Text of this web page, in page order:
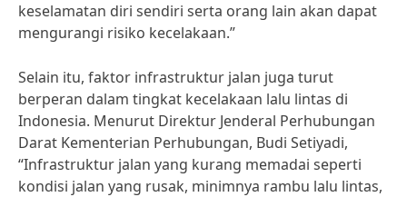
keselamatan diri sendiri serta orang lain akan dapat
mengurangi risiko kecelakaan.”
Selain itu, faktor infrastruktur jalan juga turut
berperan dalam tingkat kecelakaan lalu lintas di
Indonesia. Menurut Direktur Jenderal Perhubungan
Darat Kementerian Perhubungan, Budi Setiyadi,
“Infrastruktur jalan yang kurang memadai seperti
kondisi jalan yang rusak, minimnya rambu lalu lintas,